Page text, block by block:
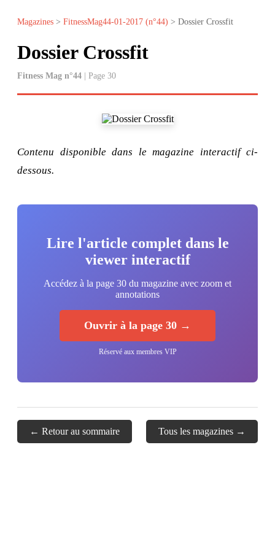
Magazines > FitnessMag44-01-2017 (n°44) > Dossier Crossfit
Dossier Crossfit
Fitness Mag n°44 | Page 30
Contenu disponible dans le magazine interactif ci-
dessous.
Lire l'article complet dans le
viewer interactif
Accédez à la page 30 du magazine avec zoom et
annotations
Ouvrir à la page 30 →
Réservé aux membres VIP
← Retour au sommaire Tous les magazines →